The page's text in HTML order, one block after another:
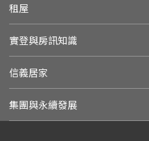
租屋
實登與房訊知識
信義居家
集團與永續發展